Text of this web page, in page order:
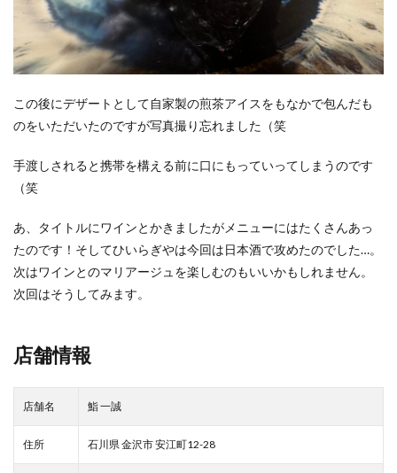
この後にデザートとして自家製の煎茶アイスをもなかで包んだも
のをいただいたのですが写真撮り忘れました（笑
手渡しされると携帯を構える前に口にもっていってしまうのです
（笑
あ、タイトルにワインとかきましたがメニューにはたくさんあっ
たのです！そしてひいらぎやは今回は日本酒で攻めたのでした…。
次はワインとのマリアージュを楽しむのもいいかもしれません。
次回はそうしてみます。
店舗情報
店舗名 鮨 一誠
住所 石川県 金沢市 安江町12-28